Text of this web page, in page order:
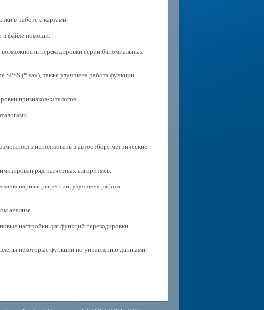
в работе с картами.
в файле помощи.
перекодировки серии биномиальных
SPSS (*.sav), также улучшена работа функции
признаков-каталогов.
использовать в автоотборе метрические
ряд расчетных алгоритмов.
парные регрессии, улучшена работа
анализе.
настройки для функций перекодировки
некоторые функции по управлению данными.